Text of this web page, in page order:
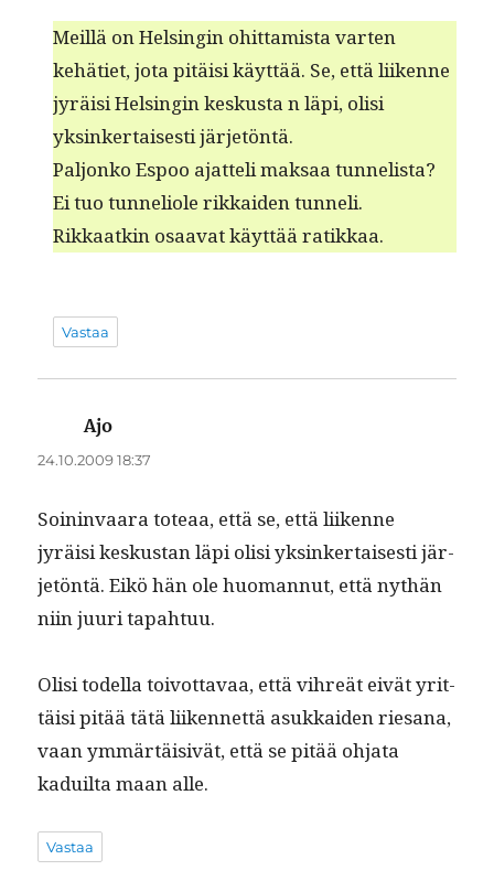
Meil­lä on Helsin­gin ohit­tamista varten
kehäti­et, jota pitäisi käyt­tää. Se, että liikenne
jyräisi Helsin­gin keskus­ta n läpi, olisi
yksinker­tais­es­ti järjetöntä.
Paljonko Espoo ajat­teli mak­saa tunnelista?
Ei tuo tun­neli­ole rikkaiden tun­neli.
Rikkaatkin osaa­vat käyt­tää ratikkaa.
Vastaa
Ajo
24.10.2009 18:37
Soin­in­vaara toteaa, että se, että liikenne
jyräisi keskus­tan läpi olisi yksinker­tais­es­ti jär­
jetön­tä. Eikö hän ole huo­man­nut, että nythän
niin juuri tapahtuu.
Olisi todel­la toiv­ot­tavaa, että vihreät eivät yrit­
täisi pitää tätä liiken­net­tä asukkaiden riesana,
vaan ymmärtäi­sivät, että se pitää ohja­ta
kaduil­ta maan alle.
Vastaa